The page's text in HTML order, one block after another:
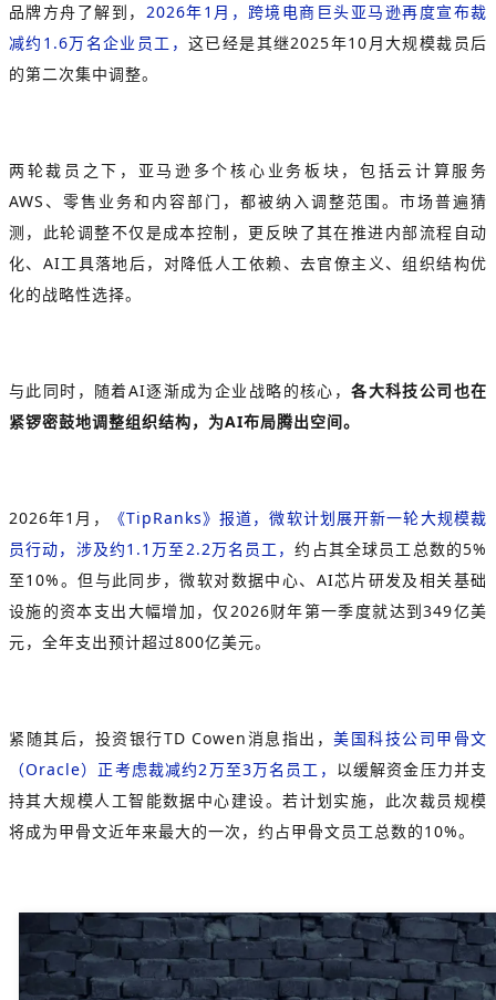
品牌方舟了解到， 2026年1月，跨境电商巨头亚马逊再度宣布裁
减约1.6万名企业员工， 这已经是其继2025年10月大规模裁员后
的第二次集中调整。
两轮裁员之下，亚马逊多个核心业务板块，包括云计算服务
AWS、零售业务和内容部门，都被纳入调整范围。市场普遍猜
测，此轮调整不仅是成本控制，更反映了其在推进内部流程自动
化、AI工具落地后，对降低人工依赖、去官僚主义、组织结构优
化的战略性选择。
与此同时，随着AI逐渐成为企业战略的核心，各大科技公司也在
紧锣密鼓地调整组织结构，为AI布局腾出空间。
2026年1月，
《TipRanks》报道，微软计划展开新一轮大规模裁
员行动，涉及约1.1万至2.2万名员工，约占其全球员工总数的5%
至10%。但与此同步，微软对数据中心、AI芯片研发及相关基础
设施的资本支出大幅增加，仅2026财年第一季度就达到349亿美
元，全年支出预计超过800亿美元。
紧随其后，投资银行TD Cowen消息指出， 美国科技公司甲骨文
（Oracle）正考虑裁减约2万至3万名员工， 以缓解资金压力并支
持其大规模人工智能数据中心建设。若计划实施，此次裁员规模
将成为甲骨文近年来最大的一次，约占甲骨文员工总数的10%。